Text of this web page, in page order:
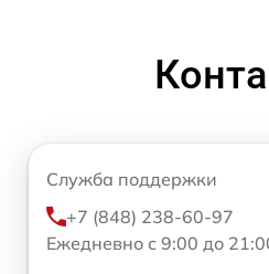
Служба поддержки
+7 (848) 238-60-97
Ежедневно с 9:00 до